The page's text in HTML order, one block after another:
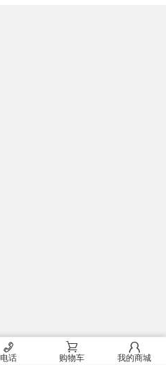
󰄫
电话
󰂟
购物车
󰂢
我的商城